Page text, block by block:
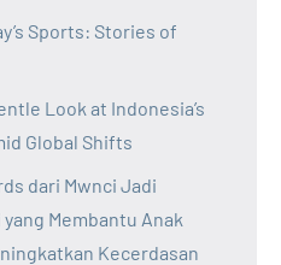
Sports: Stories of
Look at Indonesia’s
Global Shifts
dari Mwnci Jadi
Membantu Anak
Kecerdasan